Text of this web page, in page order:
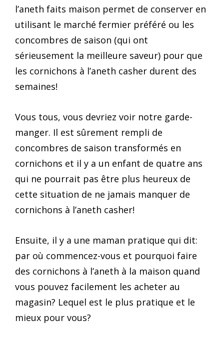
l’aneth faits maison permet de conserver en
utilisant le marché fermier préféré ou les
concombres de saison (qui ont
sérieusement la meilleure saveur) pour que
les cornichons à l’aneth casher durent des
semaines!
Vous tous, vous devriez voir notre garde-
manger. Il est sûrement rempli de
concombres de saison transformés en
cornichons et il y a un enfant de quatre ans
qui ne pourrait pas être plus heureux de
cette situation de ne jamais manquer de
cornichons à l’aneth casher!
Ensuite, il y a une maman pratique qui dit:
par où commencez-vous et pourquoi faire
des cornichons à l’aneth à la maison quand
vous pouvez facilement les acheter au
magasin? Lequel est le plus pratique et le
mieux pour vous?